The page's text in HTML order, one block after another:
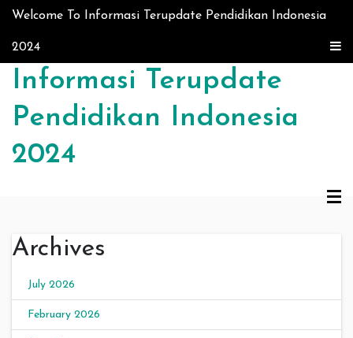
Skip to content
Welcome To Informasi Terupdate Pendidikan Indonesia
2024
Informasi Terupdate
Pendidikan Indonesia
2024
Archives
July 2026
February 2026